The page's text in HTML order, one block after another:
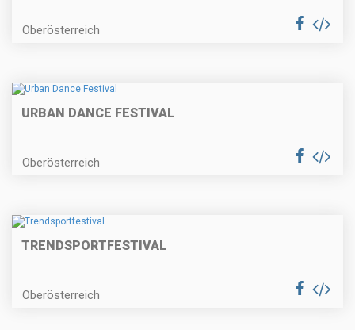
Oberösterreich
URBAN DANCE FESTIVAL
Oberösterreich
TRENDSPORTFESTIVAL
Oberösterreich